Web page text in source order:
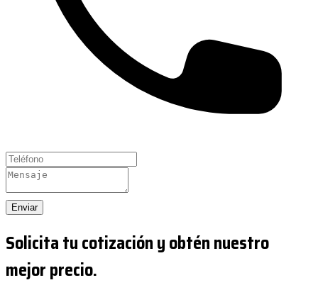
Enviar
Solicita tu cotización y obtén nuestro
mejor precio.